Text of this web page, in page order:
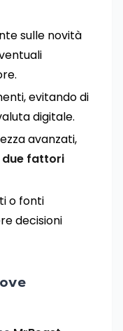
sulle novità
evitando di
digitale.
avanzati,
due fattori
o fonti
decisioni